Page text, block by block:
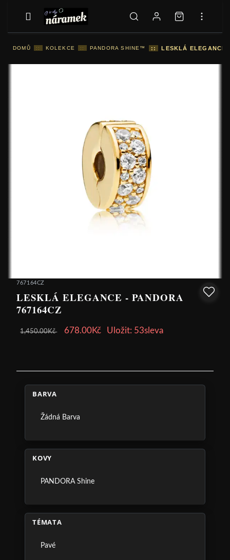
DOMŮ :: KOLEKCE :: PANDORA SHINE™ :: LESKLÁ ELEGANCE
767164CZ
LESKLÁ ELEGANCE - PANDORA
767164CZ
1,450.00Kč 678.00Kč Uložit: 53sleva
BARVA
Žádná Barva
KOVY
PANDORA Shine
TÉMATA
Pavé